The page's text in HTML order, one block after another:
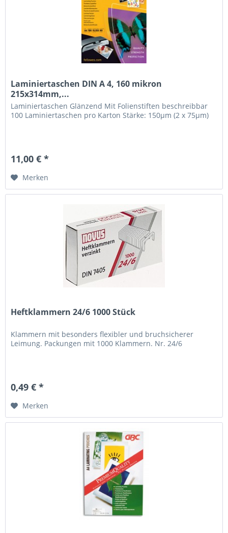
Laminiertaschen DIN A 4, 160 mikron
215x314mm,...
Laminiertaschen Glänzend Mit Folienstiften beschreibbar
100 Laminiertaschen pro Karton Stärke: 150µm (2 x 75µm)
11,00 € *
Merken
Heftklammern 24/6 1000 Stück
Klammern mit besonders flexibler und bruchsicherer
Leimung. Packungen mit 1000 Klammern. Nr. 24/6
0,49 € *
Merken